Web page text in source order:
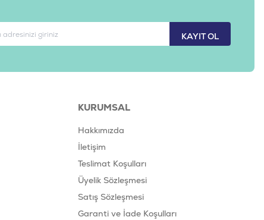
KAYIT OL
KURUMSAL
Hakkımızda
İletişim
Teslimat Koşulları
Üyelik Sözleşmesi
Satış Sözleşmesi
Garanti ve İade Koşulları